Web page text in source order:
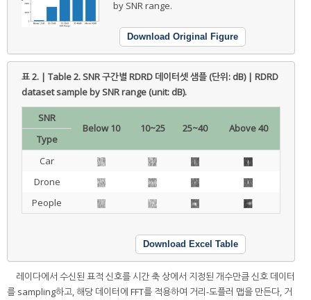
by SNR range.
Download Original Figure
표 2. | Table 2.SNR 구간별 RDRD 데이터셋 샘플 (단위: dB) | RDRD
dataset sample by SNR range (unit: dB).
SNR
Below 10
10~25 25~40
Above 40
Type
Car
Drone
People
Download Excel Table
레이다에서 수신된 표적 신호를 시간 축 상에서 지정된 개수만큼 신호 데이터
를 sampling하고, 해당 데이터에 FFT를 적용하여 거리-도플러 맵을 만든다, 거